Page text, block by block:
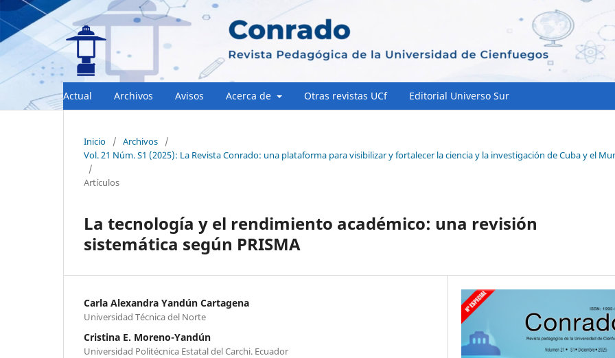
Actual Archivos Avisos Acerca de Otras revistas UCf Editorial Universo Sur
Inicio / Archivos
/
Vol. 21 Núm. S1 (2025): La Revista Conrado: una plataforma para visibilizar y fortalecer la ciencia y la investigación de Cuba y el
/
Artículos
La tecnología y el rendimiento académico: una revisión
sistemática según PRISMA
Carla Alexandra Yandún Cartagena
Universidad Técnica del Norte
Cristina E. Moreno-Yandún
Universidad Politécnica Estatal del Carchi. Ecuador